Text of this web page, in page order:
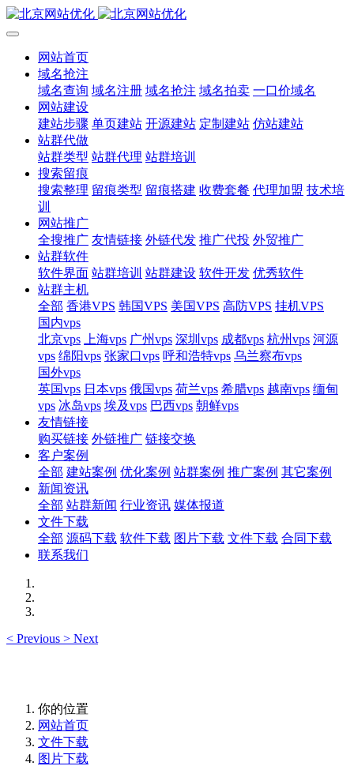
网站首页
域名抢注
域名查询 域名注册 域名抢注 域名拍卖 一口价域名
网站建设
建站步骤 单页建站 开源建站 定制建站 仿站建站
站群代做
站群类型 站群代理 站群培训
搜索留痕
搜索整理 留痕类型 留痕搭建 收费套餐 代理加盟 技术培
训
网站推广
全搜推广 友情链接 外链代发 推广代投 外贸推广
站群软件
软件界面 站群培训 站群建设 软件开发 优秀软件
站群主机
全部 香港VPS 韩国VPS 美国VPS 高防VPS 挂机VPS
国内vps
北京vps
上海vps 广州vps 深圳vps 成都vps 杭州vps 河源
vps 绵阳vps 张家口vps 呼和浩特vps 乌兰察布vps
国外vps
英国vps 日本vps 俄国vps 荷兰vps 希腊vps 越南vps 缅甸
vps 冰岛vps 埃及vps 巴西vps 朝鲜vps
友情链接
购买链接 外链推广 链接交换
客户案例
全部 建站案例 优化案例 站群案例 推广案例 其它案例
新闻资讯
全部 站群新闻 行业资讯 媒体报道
文件下载
全部 源码下载 软件下载 图片下载 文件下载 合同下载
联系我们
< Previous > Next
你的位置
网站首页
文件下载
图片下载